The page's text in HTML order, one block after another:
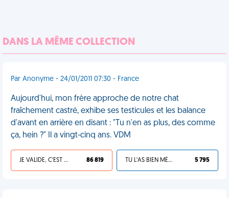
DANS LA MÊME COLLECTION
Par Anonyme - 24/01/2011 07:30 - France
Aujourd'hui, mon frère approche de notre chat
fraîchement castré, exhibe ses testicules et les balance
d'avant en arrière en disant : "Tu n'en as plus, des comme
ça, hein ?" Il a vingt-cinq ans. VDM
JE VALIDE, C'EST UNE VDM 86 819 TU L'AS BIEN MÉRITÉ 5 795